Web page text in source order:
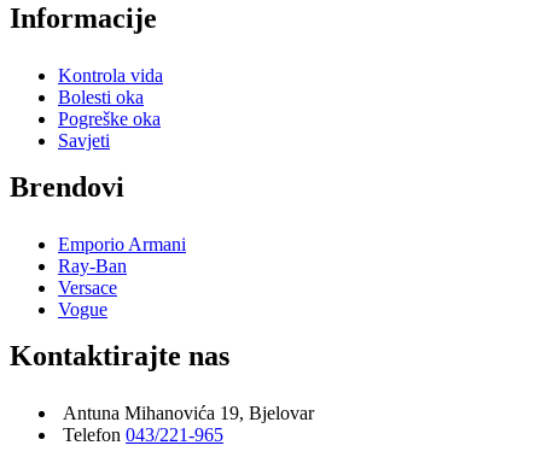
Informacije
Kontrola vida
Bolesti oka
Pogreške oka
Savjeti
Brendovi
Emporio Armani
Ray-Ban
Versace
Vogue
Kontaktirajte nas
Antuna Mihanovića 19, Bjelovar
Telefon 043/221-965